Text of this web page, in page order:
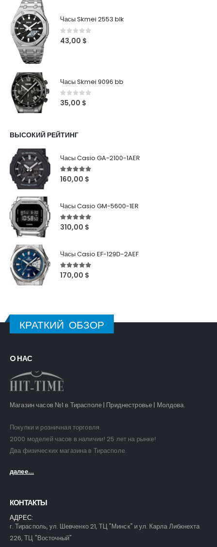
Часы Skmei 2553 blk
0 out of 5
43,00 $
Часы Skmei 9096 bb
0out of 5
35,00 $
ВЫСОКИЙ РЕЙТИНГ
Часы Casio GA-2100-1AER
5out of 5
160,00 $
Часы Casio GM-5600-1ER
5out of 5
310,00 $
Часы Casio EF-129D-2AEF
5out of 5
170,00 $
КРАТКИЙ ОБЗОР
O НАС
Магазин часов №1 в Тирасполе | Приднестровье | Молдова.
Покупки и розничная торговля.
2000 моделей часов в наличии! 25 лет на рынке!
Два физических магазина в Тирасполе.
далее...
КОНТАКТЫ
АДРЕС:
г. Тирасполь, ул. Шевченко 21, ТЦ "Минск" и ул. Карла Либкнехта
226, ТЦ "Восточный"